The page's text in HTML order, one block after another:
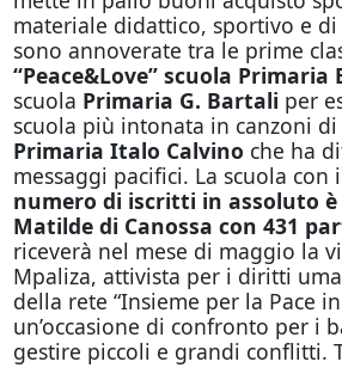
materiale didattico, sportivo e di
sono annoverate tra le prime
“Peace&Love” scuola Primaria
scuola Primaria G. Bartali per
scuola più intonata in canzoni di
Primaria Italo Calvino che ha
messaggi pacifici. La scuola con
numero di iscritti in assoluto
Matilde di Canossa con 431
riceverà nel mese di maggio la
Mpaliza, attivista per i diritti
della rete “Insieme per la Pace
un’occasione di confronto per i
gestire piccoli e grandi conflitti.